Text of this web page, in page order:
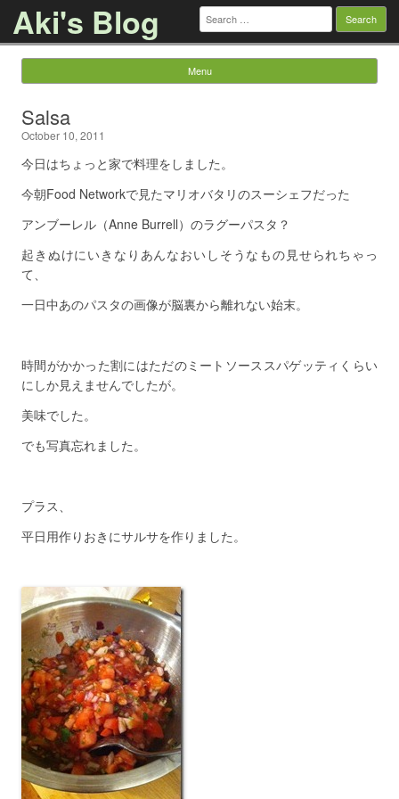
Aki's Blog Search
for:
Menu
Salsa
October 10, 2011
今日はちょっと家で料理をしました。
今朝Food Networkで見たマリオバタリのスーシェフだった
アンブーレル（Anne Burrell）のラグーパスタ？
起きぬけにいきなりあんなおいしそうなもの見せられちゃっ
て、
一日中あのパスタの画像が脳裏から離れない始末。
時間がかかった割にはただのミートソーススパゲッティくらい
にしか見えませんでしたが。
美味でした。
でも写真忘れました。
プラス、
平日用作りおきにサルサを作りました。